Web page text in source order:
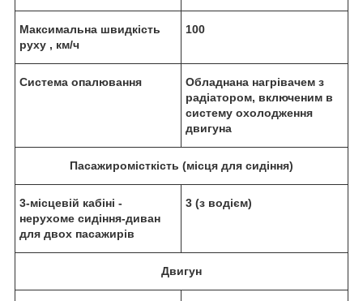
Максимальна швидкість
руху , км/ч
100
Система опалювання
Обладнана нагрівачем з
радіатором, включеним в
систему охолодження
двигуна
Пасажиромісткість (місця для сидіння)
3-місцевій кабіні -
нерухоме сидіння-диван
для двох пасажирів
3 (з водієм)
Двигун